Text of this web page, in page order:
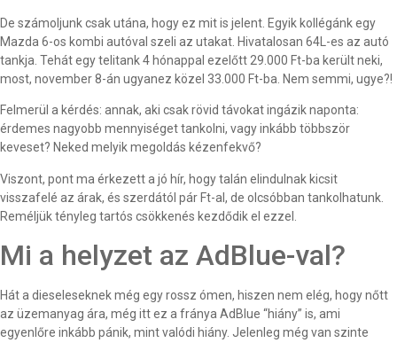
De számoljunk csak utána, hogy ez mit is jelent. Egyik kollégánk egy
Mazda 6-os kombi autóval szeli az utakat. Hivatalosan 64L-es az autó
tankja. Tehát egy telitank 4 hónappal ezelőtt 29.000 Ft-ba került neki,
most, november 8-án ugyanez közel 33.000 Ft-ba. Nem semmi, ugye?!
Felmerül a kérdés: annak, aki csak rövid távokat ingázik naponta:
érdemes nagyobb mennyiséget tankolni, vagy inkább többször
keveset? Neked melyik megoldás kézenfekvő?
Viszont, pont ma érkezett a jó hír, hogy talán elindulnak kicsit
visszafelé az árak, és szerdától pár Ft-al, de olcsóbban tankolhatunk.
Reméljük tényleg tartós csökkenés kezdődik el ezzel.
Mi a helyzet az AdBlue-val?
Hát a dieseleseknek még egy rossz ómen, hiszen nem elég, hogy nőtt
az üzemanyag ára, még itt ez a fránya AdBlue “hiány” is, ami
egyenlőre inkább pánik, mint valódi hiány. Jelenleg még van szinte